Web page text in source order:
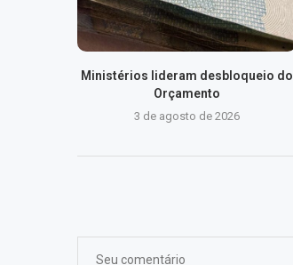
Ministérios lideram desbloqueio do
Orçamento
3 de agosto de 2026